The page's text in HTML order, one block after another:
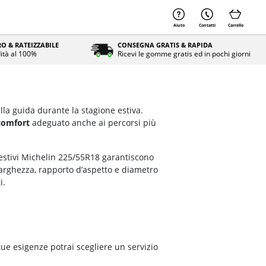
Aiuto Contatti Carrello
& RATEIZZABILE
al 100%
CONSEGNA GRATIS & RAPIDA
Ricevi le gomme gratis ed in pochi giorni
guida durante la stagione estiva.
adeguato anche ai percorsi più
Michelin 225/55R18 garantiscono
rapporto d’aspetto e diametro
esigenze potrai scegliere un servizio